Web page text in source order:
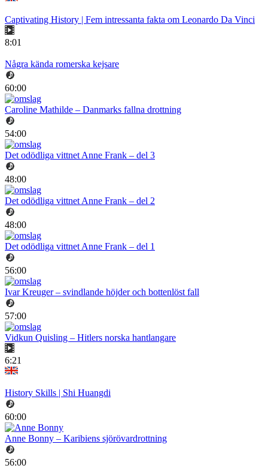
Captivating History | Fem intressanta fakta om Leonardo Da Vinci
8:01
Några kända romerska kejsare
60:00
Caroline Mathilde – Danmarks fallna drottning
54:00
Det odödliga vittnet Anne Frank – del 3
48:00
Det odödliga vittnet Anne Frank – del 2
48:00
Det odödliga vittnet Anne Frank – del 1
56:00
Ivar Kreuger – svindlande höjder och bottenlöst fall
57:00
Vidkun Quisling – Hitlers norska hantlangare
6:21
History Skills | Shi Huangdi
60:00
Anne Bonny – Karibiens sjörövardrottning
56:00